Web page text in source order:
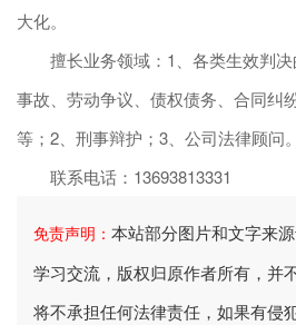
大化。
擅长业务领域：1、各类生效判决
事故、劳动争议、债权债务、合同纠
等；2、刑事辩护；3、公司法律顾问。
联系电话：13693813331
免责声明： 本站部分图片和文字来
学习交流，版权归原作者所有，并
将不承担任何法律责任，如果有侵